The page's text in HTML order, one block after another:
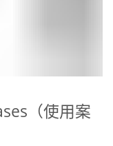
（使用案